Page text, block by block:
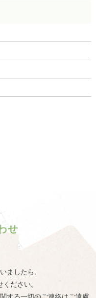
せ
ましたら、
ださい。
する一切のご連絡はご遠慮